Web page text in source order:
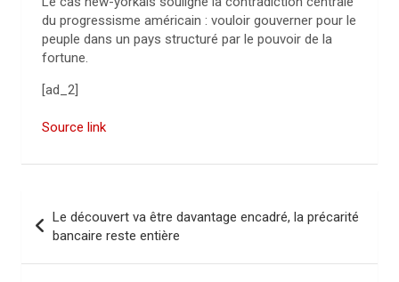
du progressisme américain : vouloir gouverner pour le
peuple dans un pays structuré par le pouvoir de la
fortune.
[ad_2]
Source link
v
Le découvert va être davantage encadré, la précarité
bancaire reste entière